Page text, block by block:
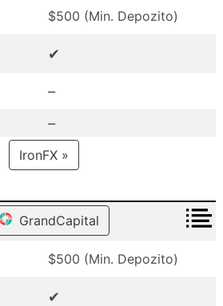
$500 (Min. Depozito)
✔
–
–
IronFX »
GrandCapital
$500 (Min. Depozito)
✔